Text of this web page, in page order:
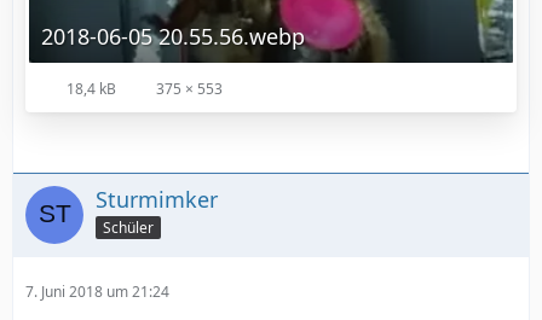
2018-06-05 20.55.56.webp
18,4 kB 375 × 553
Sturmimker
Schüler
7. Juni 2018 um 21:24